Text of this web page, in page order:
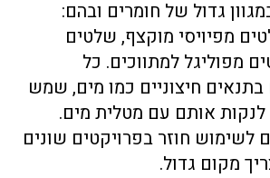
גדול של חומרים ובהם:
מפיויסי מוקצף, שלטים
מפוליגל למתווכים. כל
חיצוניים כמו מים, שמש
לנקות אותם עם מטלית מים.
לשימוש חוזר בפרויקטים שונים
מקום גדול.